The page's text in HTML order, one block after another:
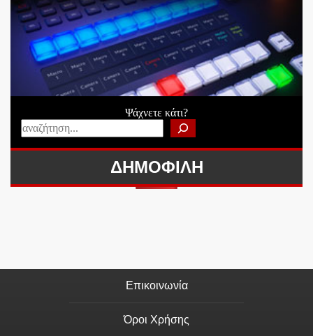
Ψάχνετε κάτι?
ΔΗΜΟΦΙΛΗ
Επικοινωνία
Όροι Χρήσης